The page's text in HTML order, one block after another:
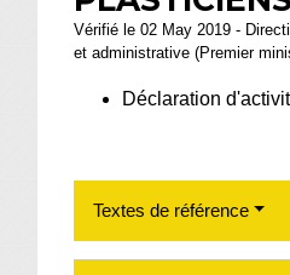
Vérifié le 02 May 2019 -
et administrative (Premier
Déclaration
Textes de référence